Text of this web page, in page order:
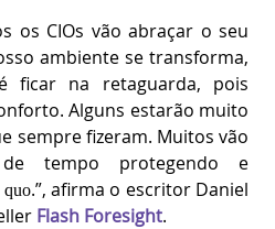
os CIOs vão abraçar o seu
ambiente se transforma,
ficar na retaguarda, pois
Alguns estarão muito
sempre fizeram. Muitos vão
tempo protegendo e
quo.”, afirma o escritor Daniel
Flash Foresight.